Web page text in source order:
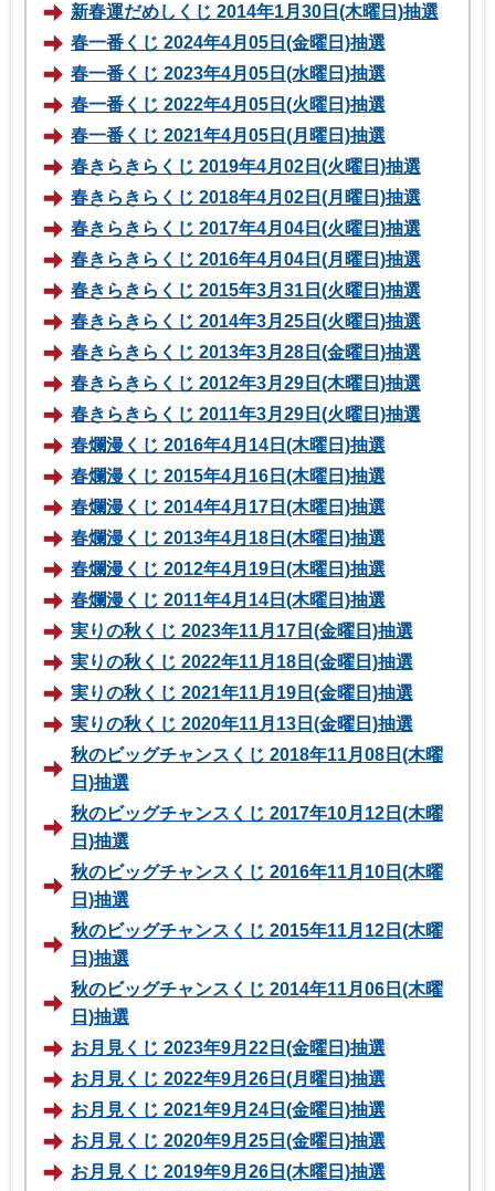
新春運だめしくじ 2014年1月30日(木曜日)抽選
春一番くじ 2024年4月05日(金曜日)抽選
春一番くじ 2023年4月05日(水曜日)抽選
春一番くじ 2022年4月05日(火曜日)抽選
春一番くじ 2021年4月05日(月曜日)抽選
春きらきらくじ 2019年4月02日(火曜日)抽選
春きらきらくじ 2018年4月02日(月曜日)抽選
春きらきらくじ 2017年4月04日(火曜日)抽選
春きらきらくじ 2016年4月04日(月曜日)抽選
春きらきらくじ 2015年3月31日(火曜日)抽選
春きらきらくじ 2014年3月25日(火曜日)抽選
春きらきらくじ 2013年3月28日(金曜日)抽選
春きらきらくじ 2012年3月29日(木曜日)抽選
春きらきらくじ 2011年3月29日(火曜日)抽選
春爛漫くじ 2016年4月14日(木曜日)抽選
春爛漫くじ 2015年4月16日(木曜日)抽選
春爛漫くじ 2014年4月17日(木曜日)抽選
春爛漫くじ 2013年4月18日(木曜日)抽選
春爛漫くじ 2012年4月19日(木曜日)抽選
春爛漫くじ 2011年4月14日(木曜日)抽選
実りの秋くじ 2023年11月17日(金曜日)抽選
実りの秋くじ 2022年11月18日(金曜日)抽選
実りの秋くじ 2021年11月19日(金曜日)抽選
実りの秋くじ 2020年11月13日(金曜日)抽選
秋のビッグチャンスくじ 2018年11月08日(木曜
日)抽選
秋のビッグチャンスくじ 2017年10月12日(木曜
日)抽選
秋のビッグチャンスくじ 2016年11月10日(木曜
日)抽選
秋のビッグチャンスくじ 2015年11月12日(木曜
日)抽選
秋のビッグチャンスくじ 2014年11月06日(木曜
日)抽選
お月見くじ 2023年9月22日(金曜日)抽選
お月見くじ 2022年9月26日(月曜日)抽選
お月見くじ 2021年9月24日(金曜日)抽選
お月見くじ 2020年9月25日(金曜日)抽選
お月見くじ 2019年9月26日(木曜日)抽選